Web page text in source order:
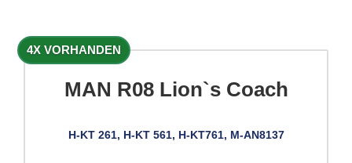
4X VORHANDEN
MAN R08 Lion`s Coach
H-KT 261, H-KT 561, H-KT761, M-AN8137